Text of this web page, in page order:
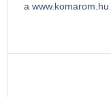
a www.komarom.hu